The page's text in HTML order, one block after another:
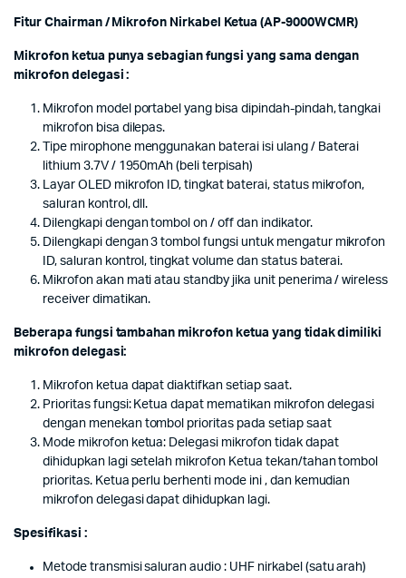
Fitur Chairman / Mikrofon Nirkabel Ketua (AP-9000WCMR)
Mikrofon ketua punya sebagian fungsi yang sama dengan
mikrofon delegasi :
Mikrofon model portabel yang bisa dipindah-pindah, tangkai
mikrofon bisa dilepas.
Tipe mirophone menggunakan baterai isi ulang / Baterai
lithium 3.7V / 1950mAh (beli terpisah)
Layar OLED mikrofon ID, tingkat baterai, status mikrofon,
saluran kontrol, dll.
Dilengkapi dengan tombol on / off dan indikator.
Dilengkapi dengan 3 tombol fungsi untuk mengatur mikrofon
ID, saluran kontrol, tingkat volume dan status baterai.
Mikrofon akan mati atau standby jika unit penerima / wireless
receiver dimatikan.
Beberapa fungsi tambahan mikrofon ketua yang tidak dimiliki
mikrofon delegasi:
Mikrofon ketua dapat diaktifkan setiap saat.
Prioritas fungsi: Ketua dapat mematikan mikrofon delegasi
dengan menekan tombol prioritas pada setiap saat
Mode mikrofon ketua: Delegasi mikrofon tidak dapat
dihidupkan lagi setelah mikrofon Ketua tekan/tahan tombol
prioritas. Ketua perlu berhenti mode ini , dan kemudian
mikrofon delegasi dapat dihidupkan lagi.
Spesifikasi :
Metode transmisi saluran audio : UHF nirkabel (satu arah)